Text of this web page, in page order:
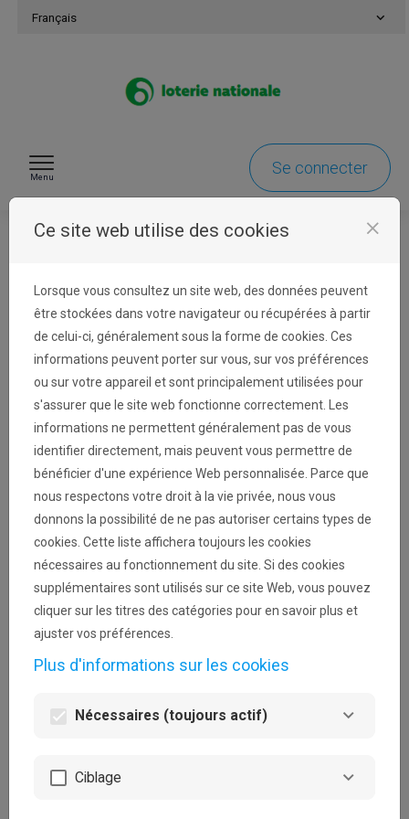
Passer au contenu
Français
Menu
Se connecter
Identification
Se connecter
L'adresse e-mail de votre compte est celle
utilisée pour les communications concernant
votre demande. Ces communications vous
parviendront depuis l'adresse noreply@loterie-
nationale.be.
visibility
Mot de passe perdu ?
Se connecter
Ce site web utilise des cookies close
Lorsque vous consultez un site web, des données peuvent
être stockées dans votre navigateur ou récupérées à partir
de celui-ci, généralement sous la forme de cookies. Ces
informations peuvent porter sur vous, sur vos préférences
ou sur votre appareil et sont principalement utilisées pour
s'assurer que le site web fonctionne correctement. Les
informations ne permettent généralement pas de vous
identifier directement, mais peuvent vous permettre de
bénéficier d'une expérience Web personnalisée. Parce que
nous respectons votre droit à la vie privée, nous vous
donnons la possibilité de ne pas autoriser certains types de
cookies. Cette liste affichera toujours les cookies
nécessaires au fonctionnement du site. Si des cookies
supplémentaires sont utilisés sur ce site Web, vous pouvez
cliquer sur les titres des catégories pour en savoir plus et
ajuster vos préférences.
Plus d'informations sur les cookies
Nécessaires (toujours actif)
Ciblage